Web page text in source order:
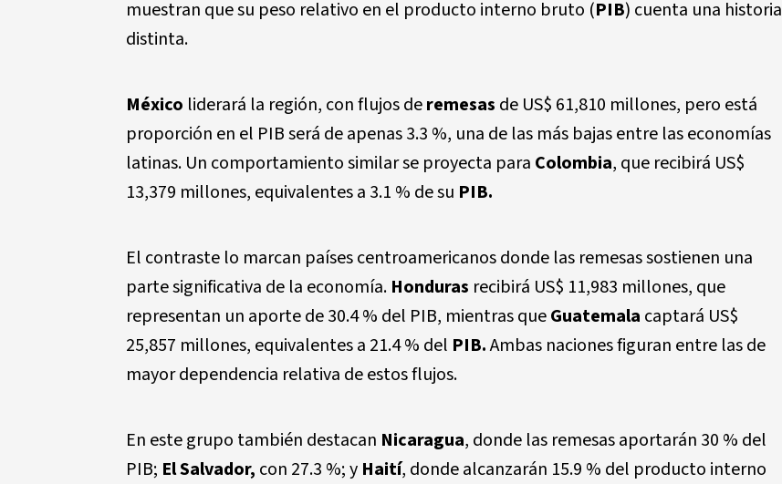
muestran que su peso relativo en el producto interno bruto (PIB) cuenta una historia
distinta.
México liderará la región, con flujos deremesas de US$ 61,810 millones, pero está
proporción en el PIB será de apenas 3.3 %, una de las más bajas entre las economías
latinas. Un comportamiento similar se proyecta para Colombia, que recibirá US$
13,379 millones, equivalentes a 3.1 % de su PIB.
El contraste lo marcan países centroamericanos donde las remesas sostienen una
parte significativa de la economía. Honduras recibirá US$ 11,983 millones, que
representan un aporte de 30.4 % del PIB, mientras queGuatemala captará US$
25,857 millones, equivalentes a 21.4 % del PIB.Ambas naciones figuran entre las de
mayor dependencia relativa de estos flujos.
En este grupo también destacan Nicaragua, donde las remesas aportarán 30 % del
PIB; El Salvador, con 27.3 %; y Haití, donde alcanzarán 15.9 % del producto interno